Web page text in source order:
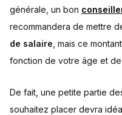
générale, un bon
recommandera de mettre
de salaire , mais ce
fonction de votre âge et
De fait, une petite partie
souhaitez placer devra